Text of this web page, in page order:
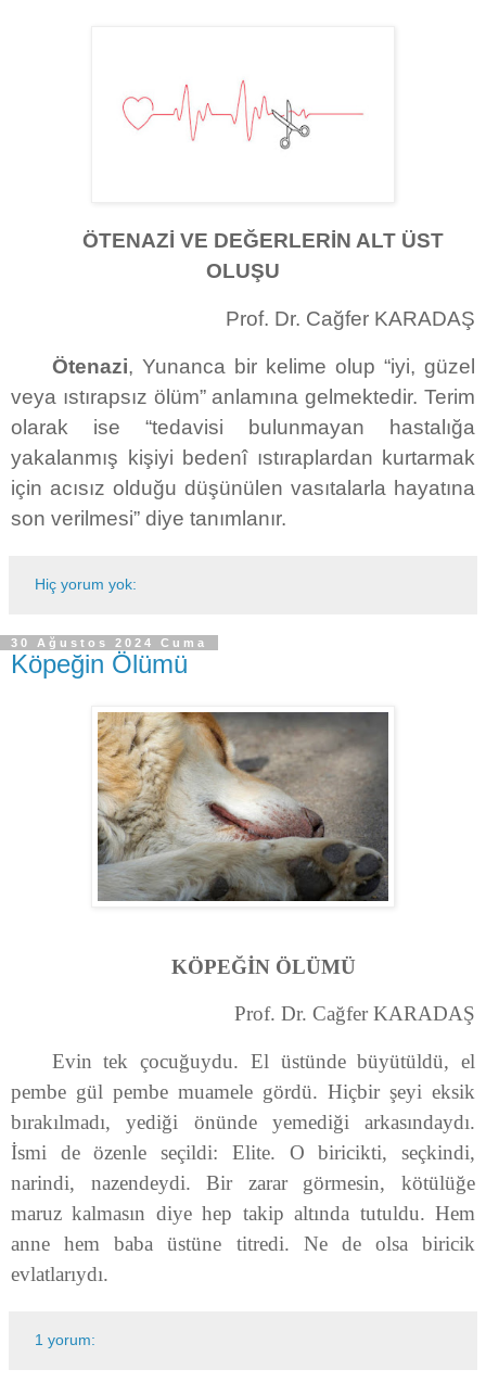
ÖTENAZİ VE DEĞERLERİN ALT ÜST
OLUŞU
Prof. Dr. Cağfer KARADAŞ
Ötenazi, Yunanca bir kelime olup “iyi, güzel
veya ıstırapsız ölüm” anlamına gelmektedir. Terim
olarak ise “tedavisi bulunmayan hastalığa
yakalanmış kişiyi bedenî ıstıraplardan kurtarmak
için acısız olduğu düşünülen vasıtalarla hayatına
son verilmesi” diye tanımlanır.
Hiç yorum yok:
30 Ağustos 2024 Cuma
Köpeğin Ölümü
KÖPEĞİN ÖLÜMÜ
Prof. Dr. Cağfer KARADAŞ
Evin tek çocuğuydu. El üstünde büyütüldü, el
pembe gül pembe muamele gördü. Hiçbir şeyi eksik
bırakılmadı, yediği önünde yemediği arkasındaydı.
İsmi de özenle seçildi: Elite. O biricikti, seçkindi,
narindi, nazendeydi. Bir zarar görmesin, kötülüğe
maruz kalmasın diye hep takip altında tutuldu. Hem
anne hem baba üstüne titredi. Ne de olsa biricik
evlatlarıydı.
1 yorum: